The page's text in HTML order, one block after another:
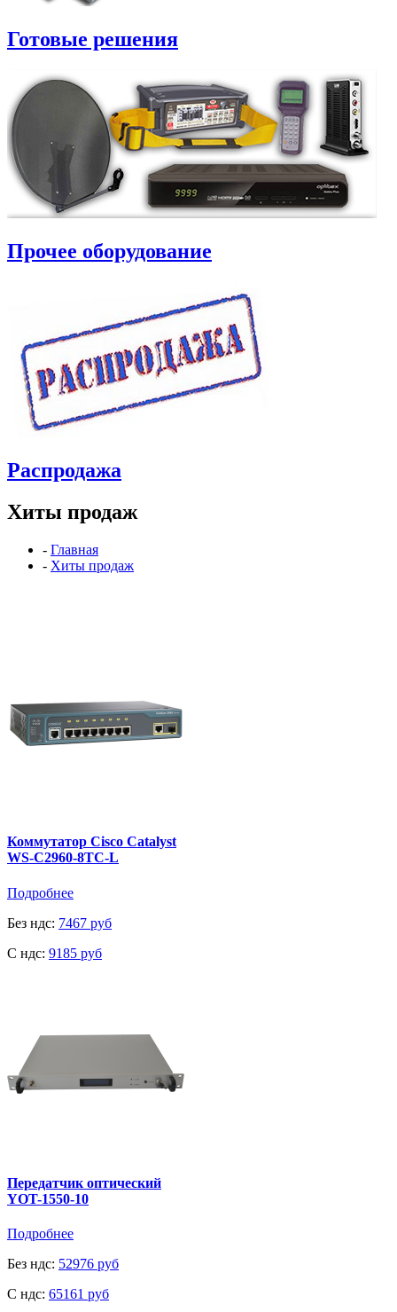
Готовые решения
Прочее оборудование
Распродажа
Хиты продаж
- Главная
- Хиты продаж
Коммутатор Cisco Catalyst
WS-C2960-8TC-L
Подробнее
Без ндс: 7467 руб
C ндс: 9185 руб
Передатчик оптический
YOT-1550-10
Подробнее
Без ндс: 52976 руб
C ндс: 65161 руб